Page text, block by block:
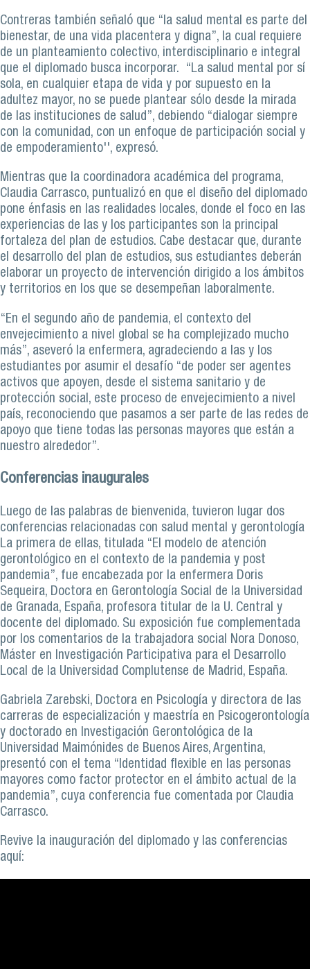
Contreras también señaló que “la salud mental es parte del
bienestar, de una vida placentera y digna”, la cual requiere
de un planteamiento colectivo, interdisciplinario e integral
que el diplomado busca incorporar. “La salud mental por sí
sola, en cualquier etapa de vida y por supuesto en la
adultez mayor, no se puede plantear sólo desde la mirada
de las instituciones de salud”, debiendo “dialogar siempre
con la comunidad, con un enfoque de participación social y
de empoderamiento'', expresó.
Mientras que la coordinadora académica del programa,
Claudia Carrasco, puntualizó en que el diseño del diplomado
pone énfasis en las realidades locales, donde el foco en las
experiencias de las y los participantes son la principal
fortaleza del plan de estudios. Cabe destacar que, durante
el desarrollo del plan de estudios, sus estudiantes deberán
elaborar un proyecto de intervención dirigido a los ámbitos
y territorios en los que se desempeñan laboralmente.
“En el segundo año de pandemia, el contexto del
envejecimiento a nivel global se ha complejizado mucho
más”, aseveró la enfermera, agradeciendo a las y los
estudiantes por asumir el desafío “de poder ser agentes
activos que apoyen, desde el sistema sanitario y de
protección social, este proceso de envejecimiento a nivel
país, reconociendo que pasamos a ser parte de las redes de
apoyo que tiene todas las personas mayores que están a
nuestro alrededor”.
Conferencias inaugurales
Luego de las palabras de bienvenida, tuvieron lugar dos
conferencias relacionadas con salud mental y gerontología
La primera de ellas, titulada “El modelo de atención
gerontológico en el contexto de la pandemia y post
pandemia”, fue encabezada por la enfermera Doris
Sequeira, Doctora en Gerontología Social de la Universidad
de Granada, España, profesora titular de la U. Central y
docente del diplomado. Su exposición fue complementada
por los comentarios de la trabajadora social Nora Donoso,
Máster en Investigación Participativa para el Desarrollo
Local de la Universidad Complutense de Madrid, España.
Gabriela Zarebski, Doctora en Psicología y directora de las
carreras de especialización y maestría en Psicogerontología
y doctorado en Investigación Gerontológica de la
Universidad Maimónides de Buenos Aires, Argentina,
presentó con el tema “Identidad flexible en las personas
mayores como factor protector en el ámbito actual de la
pandemia”, cuya conferencia fue comentada por Claudia
Carrasco.
Revive la inauguración del diplomado y las conferencias
aquí: